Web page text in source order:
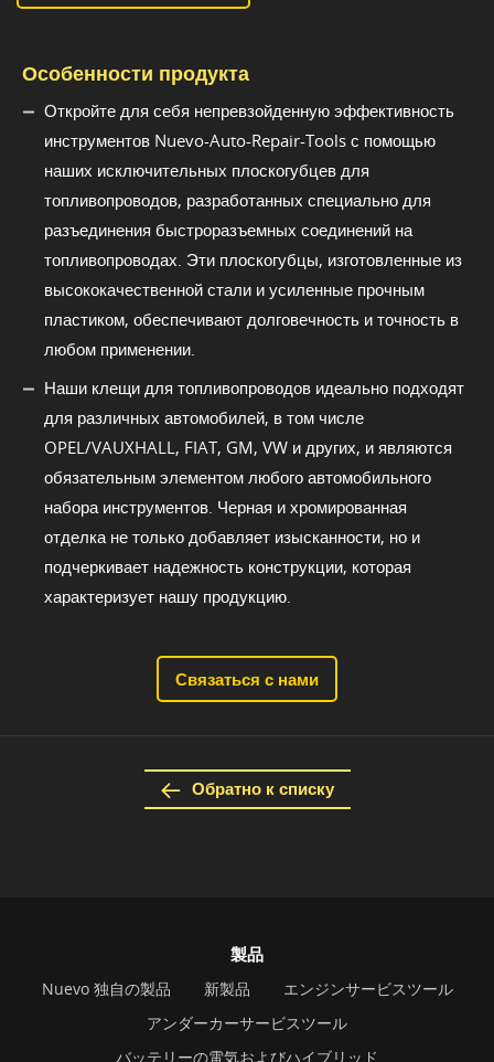
Особенности продукта
Откройте для себя непревзойденную эффективность
инструментов Nuevo-Auto-Repair-Tools с помощью
наших исключительных плоскогубцев для
топливопроводов, разработанных специально для
разъединения быстроразъемных соединений на
топливопроводах. Эти плоскогубцы, изготовленные из
высококачественной стали и усиленные прочным
пластиком, обеспечивают долговечность и точность в
любом применении.
Наши клещи для топливопроводов идеально подходят
для различных автомобилей, в том числе
OPEL/VAUXHALL, FIAT, GM, VW и других, и являются
обязательным элементом любого автомобильного
набора инструментов. Черная и хромированная
отделка не только добавляет изысканности, но и
подчеркивает надежность конструкции, которая
характеризует нашу продукцию.
Связаться с нами
Обратно к списку
製品
Nuevo 独自の製品 新製品
エンジンサービスツール
アンダーカーサービスツール
バッテリーの電気およびハイブリッド